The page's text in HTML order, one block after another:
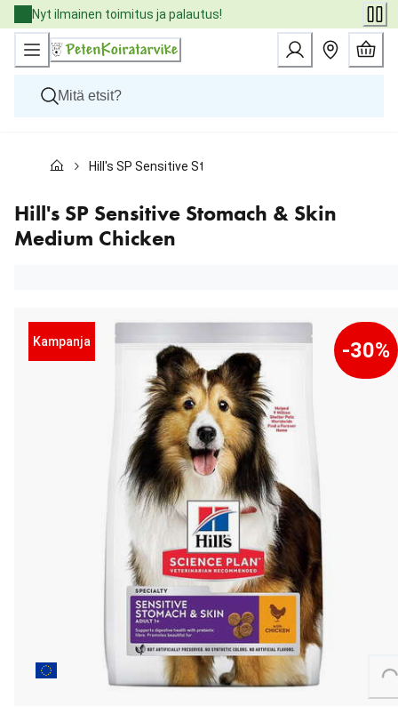
Skip
to
Content
Nyt ilmainen toimitus ja palautus!
Kissat
Eläinlääkäriruoat
Tuotemerkit
Uutuudet
Hill's SP Sensitive Stomach & Skin Medium Chicken
Hill's SP Sensitive Stomach & Skin
Medium Chicken
Kampanja -30%
Loading...